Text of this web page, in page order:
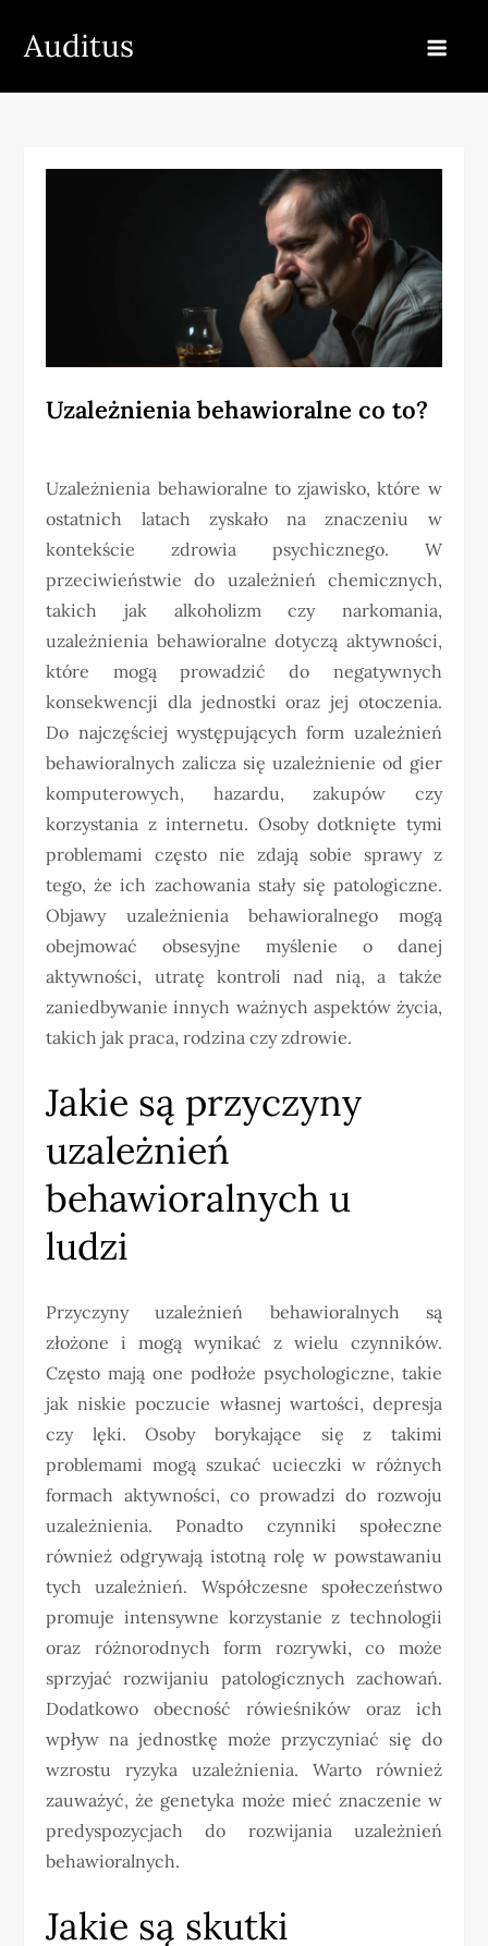
Auditus
Uzależnienia behawioralne co to?
Uzależnienia behawioralne to zjawisko, które w
ostatnich latach zyskało na znaczeniu w
kontekście zdrowia psychicznego. W
przeciwieństwie do uzależnień chemicznych,
takich jak alkoholizm czy narkomania,
uzależnienia behawioralne dotyczą aktywności,
które mogą prowadzić do negatywnych
konsekwencji dla jednostki oraz jej otoczenia.
Do najczęściej występujących form uzależnień
behawioralnych zalicza się uzależnienie od gier
komputerowych, hazardu, zakupów czy
korzystania z internetu. Osoby dotknięte tymi
problemami często nie zdają sobie sprawy z
tego, że ich zachowania stały się patologiczne.
Objawy uzależnienia behawioralnego mogą
obejmować obsesyjne myślenie o danej
aktywności, utratę kontroli nad nią, a także
zaniedbywanie innych ważnych aspektów życia,
takich jak praca, rodzina czy zdrowie.
Jakie są przyczyny
uzależnień
behawioralnych u
ludzi
Przyczyny uzależnień behawioralnych są
złożone i mogą wynikać z wielu czynników.
Często mają one podłoże psychologiczne, takie
jak niskie poczucie własnej wartości, depresja
czy lęki. Osoby borykające się z takimi
problemami mogą szukać ucieczki w różnych
formach aktywności, co prowadzi do rozwoju
uzależnienia. Ponadto czynniki społeczne
również odgrywają istotną rolę w powstawaniu
tych uzależnień. Współczesne społeczeństwo
promuje intensywne korzystanie z technologii
oraz różnorodnych form rozrywki, co może
sprzyjać rozwijaniu patologicznych zachowań.
Dodatkowo obecność rówieśników oraz ich
wpływ na jednostkę może przyczyniać się do
wzrostu ryzyka uzależnienia. Warto również
zauważyć, że genetyka może mieć znaczenie w
predyspozycjach do rozwijania uzależnień
behawioralnych.
Jakie są skutki